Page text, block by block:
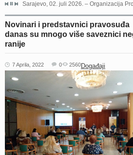
Grada Sarajeva povodom Dana Sarajeva
Sarajevo, 02. juli 2026. – Organizacija
Novinari i predstavnici pravosuđa
danas su mnogo više saveznici
ranije
7 Aprila, 2022 Događaji
0 2560